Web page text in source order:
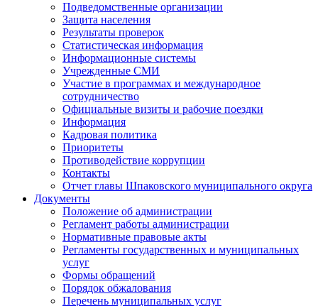
Подведомственные организации
Защита населения
Результаты проверок
Статистическая информация
Информационные системы
Учрежденные СМИ
Участие в программах и международное
сотрудничество
Официальные визиты и рабочие поездки
Информация
Кадровая политика
Приоритеты
Противодействие коррупции
Контакты
Отчет главы Шпаковского муниципального округа
Документы
Положение об администрации
Регламент работы администрации
Нормативные правовые акты
Регламенты государственных и муниципальных
услуг
Формы обращений
Порядок обжалования
Перечень муниципальных услуг